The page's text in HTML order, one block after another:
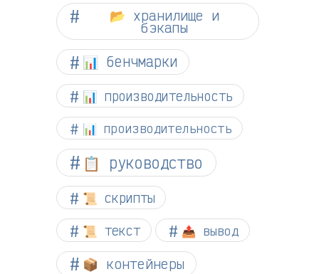
📂 хранилище и
бэкапы
📊 бенчмарки
📊 производительность
📊 производительность
📋 руководство
📜 скрипты
📜 текст 📤 вывод
📦 контейнеры